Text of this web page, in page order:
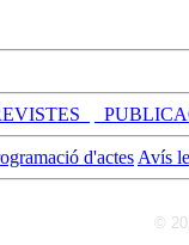
d'actes Avís
©